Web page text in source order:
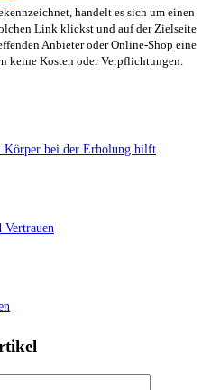
handelt es sich um einen
Link klickst und auf der Zielseite
Anbieter oder Online-Shop eine
keine Kosten oder Verpflichtungen.
Körper bei der Erholung hilft